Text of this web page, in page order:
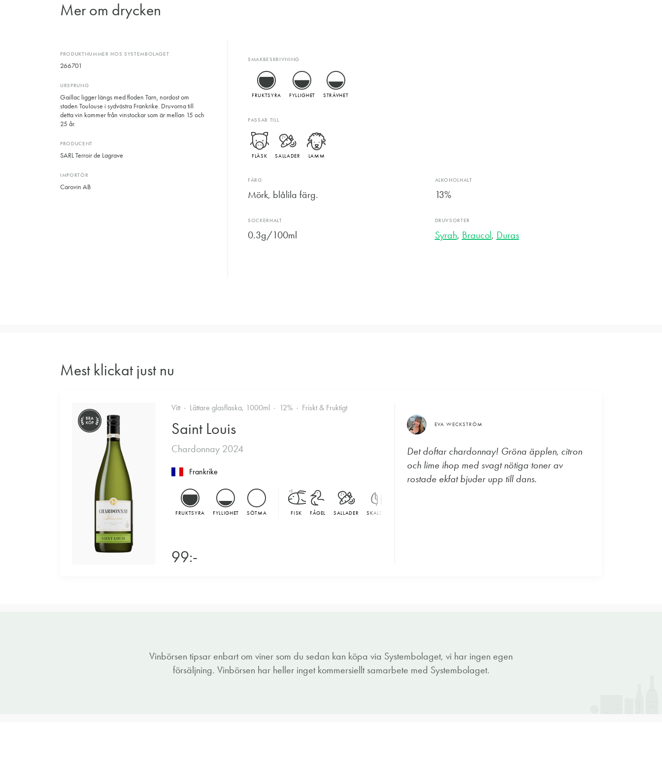
Mer om drycken
PRODUKTNUMMER HOS SYSTEMBOLAGET
266701
URSPRUNG
Gaillac ligger längs med floden Tarn, nordost om
staden Toulouse i sydvästra Frankrike. Druvorna till
detta vin kommer från vinstockar som är mellan 15 och
25 år.
PRODUCENT
SARL Terroir de Lagrave
IMPORTÖR
Carovin AB
SMAKBESKRIVNING
FRUKTSYRA FYLLIGHET STRÄVHET
PASSAR TILL
FLÄSK SALLADER LAMM
FÄRG
Mörk, blålila färg.
ALKOHOLHALT
13%
SOCKERHALT
0.3g/100ml
DRUVSORTER
Syrah, Braucol, Duras
Mest klickat just nu
BRA
KÖP
Vitt Lättare glasflaska, 1000ml 12% Friskt & Fruktigt
Saint Louis
Chardonnay 2024
Frankrike
FRUKTSYRA FYLLIGHET SÖTMA FISK FÅGEL SALLADER SKALDJUR
99:-
EVA WECKSTRÖM
Det doftar chardonnay! Gröna äpplen, citron
och lime ihop med svagt nötiga toner av
rostade ekfat bjuder upp till dans.
Vinbörsen tipsar enbart om viner som du sedan kan köpa via Systembolaget, vi har ingen egen
försäljning. Vinbörsen har heller inget kommersiellt samarbete med Systembolaget.